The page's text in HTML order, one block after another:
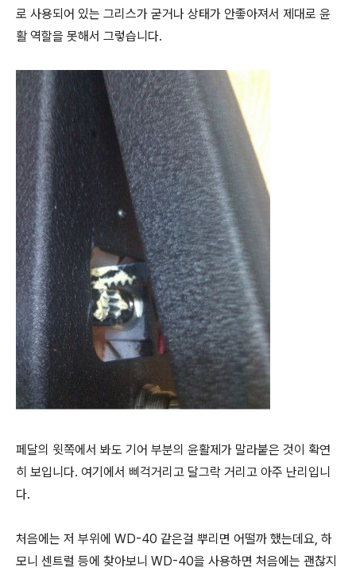
로 사용되어 있는 그리스가 굳거나 상태가 안좋아져서 제대로 윤
활 역할을 못해서 그렇습니다.
페달의 윗쪽에서 봐도 기어 부분의 윤활제가 말라붙은 것이 확연
히 보입니다. 여기에서 삐걱거리고 달그락 거리고 아주 난리입니
다.
처음에는 저 부위에 WD-40 같은걸 뿌리면 어떨까 했는데요, 하
모니 센트럴 등에 찾아보니 WD-40을 사용하면 처음에는 괜찮지